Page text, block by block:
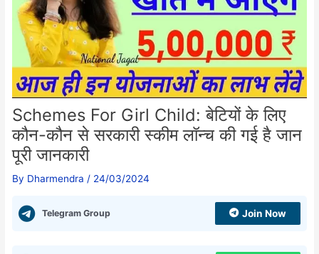
Schemes For Girl Child: बेटियों के लिए
कौन-कौन से सरकारी स्कीम लॉन्च की गई है जान
पूरी जानकारी
By Dharmendra/ 24/03/2024
Telegram Group Join Now